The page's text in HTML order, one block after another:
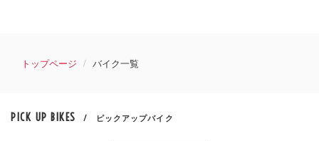
トップページ バイク一覧
PICK UP BIKES / ピックアップバイク